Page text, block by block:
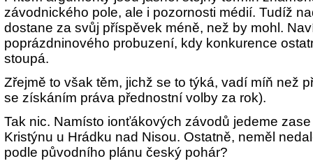
závodnického pole, ale i pozornosti médií. Tudíž
dostane za svůj příspěvek méně, než by mohl.
poprázdninového probuzení, kdy konkurence
stoupá.
Zřejmě to však těm, jichž se to týká, vadí míň než
se získáním práva přednostní volby za rok).
Tak nic. Namísto ionťákových závodů jedeme
Kristýnu u Hrádku nad Nisou. Ostatně, neměl
podle původního plánu český pohár?